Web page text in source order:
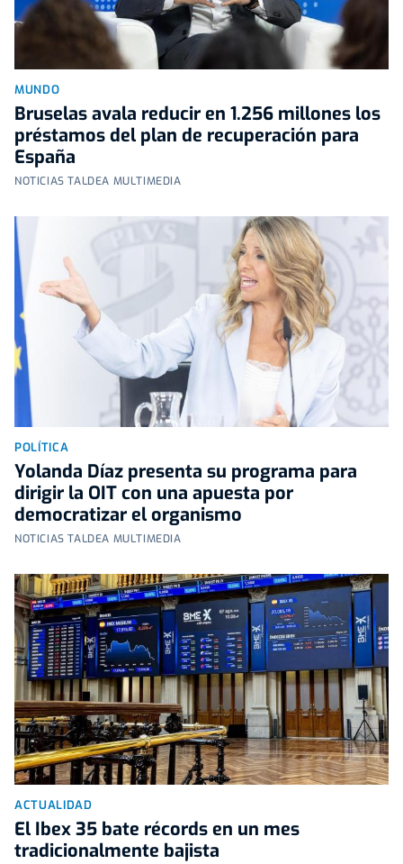
MUNDO
Bruselas avala reducir en 1.256 millones los
préstamos del plan de recuperación para
España
NOTICIAS TALDEA MULTIMEDIA
POLÍTICA
Yolanda Díaz presenta su programa para
dirigir la OIT con una apuesta por
democratizar el organismo
NOTICIAS TALDEA MULTIMEDIA
ACTUALIDAD
El Ibex 35 bate récords en un mes
tradicionalmente bajista